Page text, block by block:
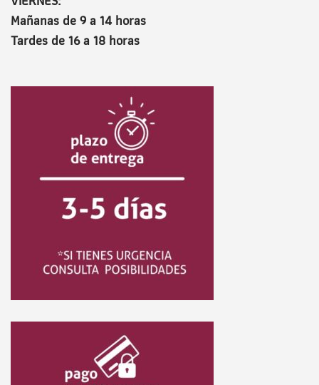
Mañanas de 9 a 14 horas
Tardes de 16 a 18 horas